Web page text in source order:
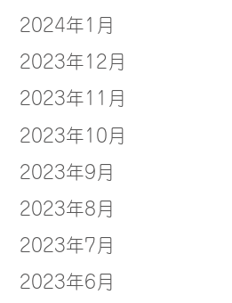
2024年1月
2023年12月
2023年11月
2023年10月
2023年9月
2023年8月
2023年7月
2023年6月